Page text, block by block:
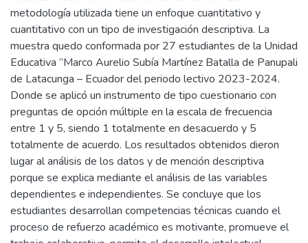
metodología utilizada tiene un enfoque cuantitativo y
cuantitativo con un tipo de investigación descriptiva. La
muestra quedo conformada por 27 estudiantes de la Unidad
Educativa “Marco Aurelio Subía Martínez Batalla de Panupali
de Latacunga – Ecuador del periodo lectivo 2023-2024.
Donde se aplicó un instrumento de tipo cuestionario con
preguntas de opción múltiple en la escala de frecuencia
entre 1 y 5, siendo 1 totalmente en desacuerdo y 5
totalmente de acuerdo. Los resultados obtenidos dieron
lugar al análisis de los datos y de mención descriptiva
porque se explica mediante el análisis de las variables
dependientes e independientes. Se concluye que los
estudiantes desarrollan competencias técnicas cuando el
proceso de refuerzo académico es motivante, promueve el